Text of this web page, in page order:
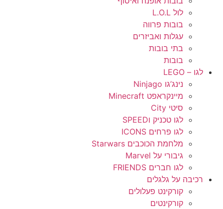
לול L.O.L
בובות פרווה
עגלות ואביזרים
בתי בובות
בובות
לגו – LEGO
נינג’גו Ninjago
מיינקראפט Minecraft
סיטי City
לגו טכניק וSPEED
לגו פרחים ICONS
מלחמת הכוכבים Starwars
גיבורי על Marvel
לגו חברים FRIENDS
רכיבה על גלגלים
קורקינט פעלולים
קורקינטים